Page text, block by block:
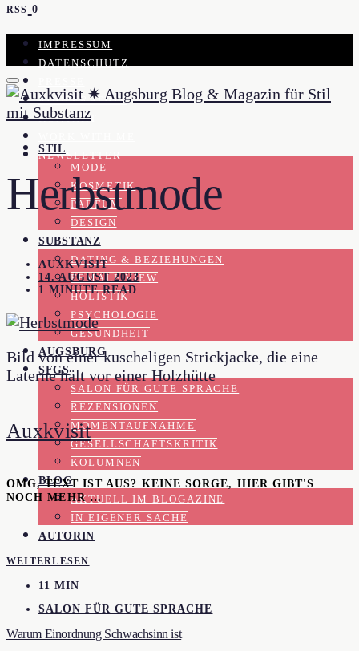
RSS 0
IMPRESSUM
DATENSCHUTZ
KOOPERATION
KONTAKT
NEWSLETTER
STIL
MODE
KOSMETIK
PARFUM
DESIGN
SUBSTANZ
DATING & BEZIEHUNGEN
FEMALE VIEW
HOLISTIK
PSYCHOLOGIE
GESUNDHEIT
AUGSBURG
SFGS
SALON FÜR GUTE SPRACHE
REZENSIONEN
MOMENTAUFNAHME
GESELLSCHAFTSKRITIK
KOLUMNEN
BLOG
AKTUELL IM BLOGAZINE
IN EIGENER SACHE
AUTORIN
Herbstmode
AUXKVISIT
14. AUGUST 2023
1 MINUTE READ
Bild von einer kuscheligen Strickjacke, die eine
Laterne hält vor einer Holzhütte
Auxkvisit
OMG, TEXT IST AUS? KEINE SORGE, HIER GIBT'S
NOCH MEHR …
WEITERLESEN
11 MIN
SALON FÜR GUTE SPRACHE
Warum Einordnung Schwachsinn ist